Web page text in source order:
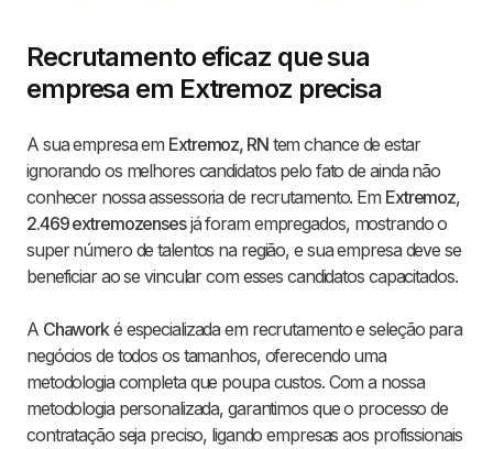
Recrutamento eficaz que sua
empresa em Extremoz precisa
A sua empresa em Extremoz, RNtem chance de estar
ignorando os melhores candidatos pelo fato de ainda não
conhecer nossa assessoria de recrutamento. Em Extremoz,
2.469 extremozensesjá foram empregados, mostrando o
super número de talentos na região, e sua empresa deve se
beneficiar ao se vincular com esses candidatos capacitados.
A Chaworké especializada em recrutamento e seleção para
negócios de todos os tamanhos, oferecendo uma
metodologia completa que poupa custos. Com a nossa
metodologia personalizada, garantimos que o processo de
contratação seja preciso, ligando empresas aos profissionais